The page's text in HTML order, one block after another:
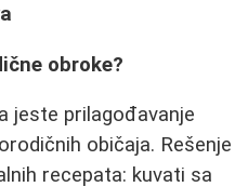
obroke?
jeste prilagođavanje
običaja. Rešenje
recepata: kuvati sa